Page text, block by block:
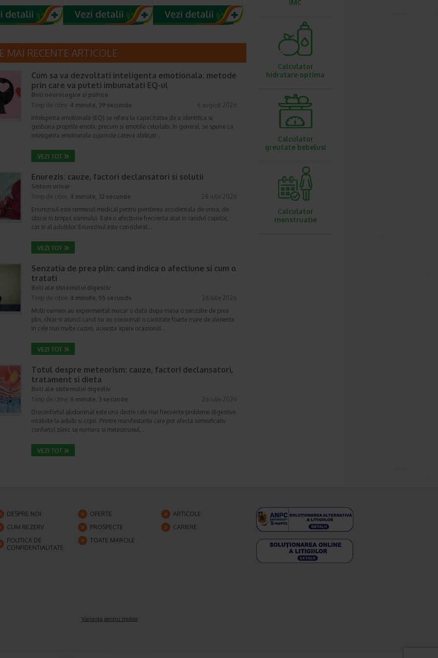
MAI RECENTE ARTICOLE
Cum sa va dezvoltati inteligenta emotionala: metode
prin care va puteti imbunatati EQ-ul
Boli neurologice si psihice
Timp de citire: 4 minute, 39 secunde
6 august 2026
Inteligenta emotionala (EQ) se refera la capacitatea de a identifica si
gestiona propriile emotii, precum si emotiile celorlalti. In general, se spune ca
inteligenta emotionala cuprinde cateva abilitati:…
Enurezis: cauze, factori declansatori si solutii
Sistem urinar
Timp de citire: 4 minute, 32 secunde
28 iulie 2026
Enurezisul este termenul medical pentru pierderea accidentala de urina, de
obicei in timpul somnului. Este o afectiune frecventa atat in randul copiilor,
cat si al adultilor. Enurezisul este considerat…
Senzatia de prea plin: cand indica o afectiune si cum o
tratati
Boli ale sistemului digestiv
Timp de citire: 4 minute, 55 secunde
26 iulie 2026
Multi oameni au experimentat macar o data dupa masa o senzatie de prea
plin, chiar si atunci cand nu au consumat o cantitate foarte mare de alimente.
In cele mai multe cazuri, aceasta apare ocazional…
Totul despre meteorism: cauze, factori declansatori,
tratament si dieta
Boli ale sistemului digestiv
Timp de citire: 6 minute, 3 secunde
26 iulie 2026
Disconfortul abdominal este una dintre cele mai frecvente probleme digestive
intalnite la adulti si copii. Printre manifestarile care pot afecta semnificativ
confortul zilnic se numara si meteorismul,…
IMC
Calculator
hidratare optima
Calculator
greutate bebelusi
Calculator
menstruatie
DESPRE NOI OFERTE
ARTICOLE
CUM REZERV
PROSPECTE
CARIERE
POLITICA DE
CONFIDENTIALITATE
TOATE MARCILE
Varianta pentru mobile